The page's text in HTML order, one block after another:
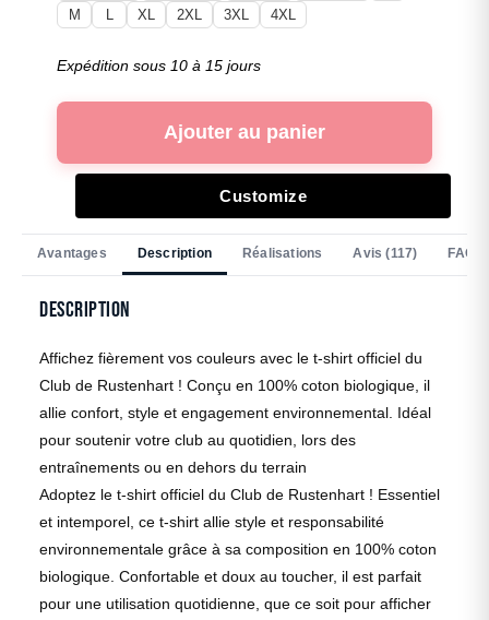
M
L XL 2XL 3XL 4XL
Expédition sous 10 à 15 jours
Ajouter au panier
Customize
Avantages Description Réalisations Avis (117) FAQ
Description
Affichez fièrement vos couleurs avec le t-shirt officiel du
Club de Rustenhart ! Conçu en 100% coton biologique, il
allie confort, style et engagement environnemental. Idéal
pour soutenir votre club au quotidien, lors des
entraînements ou en dehors du terrain
Adoptez le t-shirt officiel du Club de Rustenhart ! Essentiel
et intemporel, ce t-shirt allie style et responsabilité
environnementale grâce à sa composition en 100% coton
biologique. Confortable et doux au toucher, il est parfait
pour une utilisation quotidienne, que ce soit pour afficher